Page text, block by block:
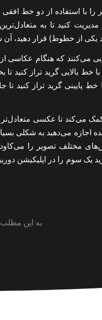
کنید تا به
یکی از خطوط) قرار دهید،
می‌کنند که هنگام
با خط بالایی گرید تراز
پایینی گرید تراز کنید
می‌کند تا عکسی متعادل‌تر
اجازه می‌دهید به شکلی
مختلف تصویر را
سوم را در اپلیکیشن
به این مطلب